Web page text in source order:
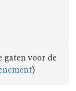
gaten voor de
)